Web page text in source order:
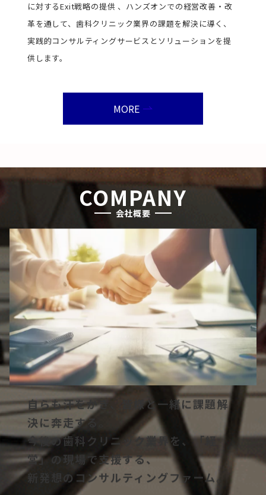
に対するExit戦略の提供 、ハンズオンでの経営改善・改
革を通して、歯科クリニック業界の課題を解決に導く、
実践的コンサルティングサービスとソリューションを提
供します。
MORE
COMPANY
会社概要
自らも汗をかき、皆様と一緒に課題解
決に奔走する。
今後の歯科クリニック業界を、「経
営」の現場で支援する、
新発想のコンサルティングファーム。